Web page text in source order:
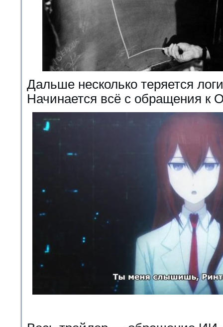
Дальше несколько теряется
Начинается всё с обращения к